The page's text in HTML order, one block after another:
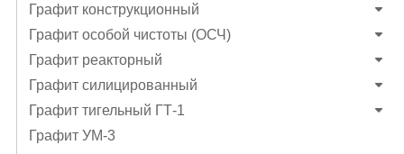
Графит конструкционный
Графит особой чистоты (ОСЧ)
Графит реакторный
Графит силицированный
Графит тигельный ГТ-1
Графит УМ-3